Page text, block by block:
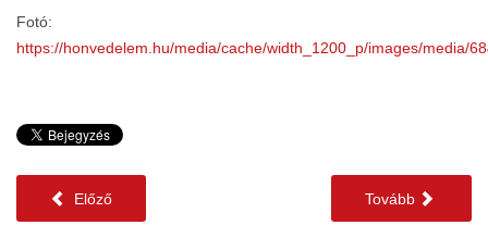
Fotó:
https://honvedelem.hu/media/cache/width_1200_p/images/media/
Előző Tovább